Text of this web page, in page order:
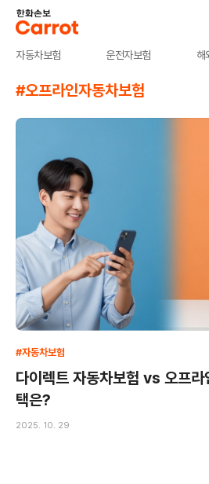
자동차보험 운전자보험 해
#오프라인자동차보험
#자동차보험
다이렉트 자동차보험 vs 오프
택은?
2025. 10. 29